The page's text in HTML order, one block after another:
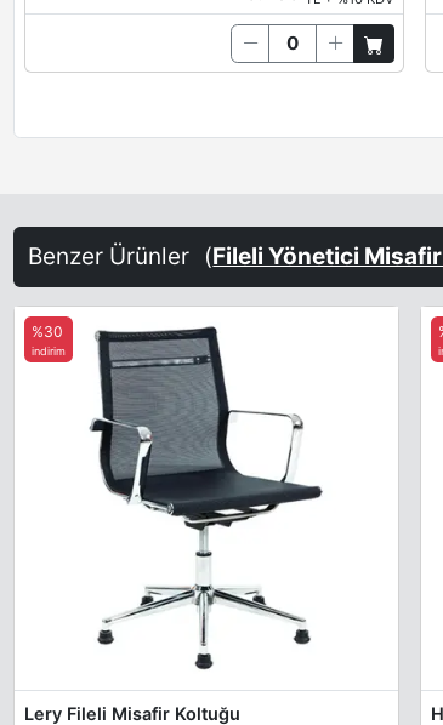
Benzer Ürünler (Fileli Yönetici
Lery Fileli Misafir Koltuğu
%30
indirim